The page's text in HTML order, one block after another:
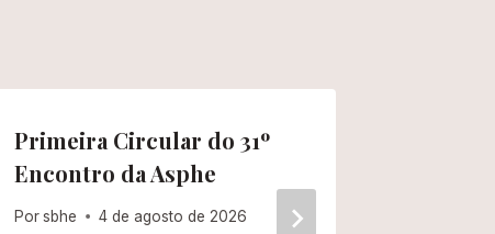
Primeira Circular do 31º
Encontro da Asphe
Por sbhe 4 de agosto de 2026